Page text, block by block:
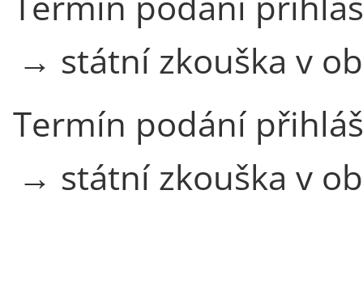
→ státní zkouška v
Termín podání
→ státní zkouška v